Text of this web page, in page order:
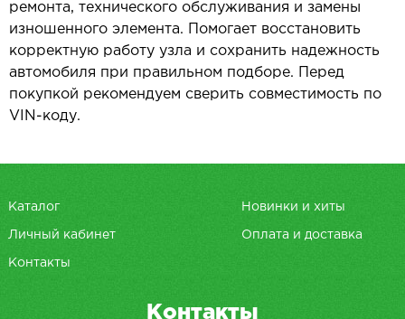
ремонта, технического обслуживания и замены
изношенного элемента. Помогает восстановить
корректную работу узла и сохранить надежность
автомобиля при правильном подборе. Перед
покупкой рекомендуем сверить совместимость по
VIN-коду.
Каталог Новинки и хиты
Личный кабинет Оплата и доставка
Контакты
Контакты